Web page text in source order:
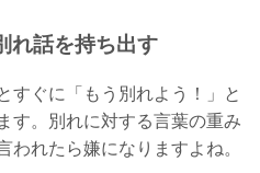
れ話を持ち出す
すぐに「もう別れよう！」と
す。別れに対する言葉の重み
れたら嫌になりますよね。